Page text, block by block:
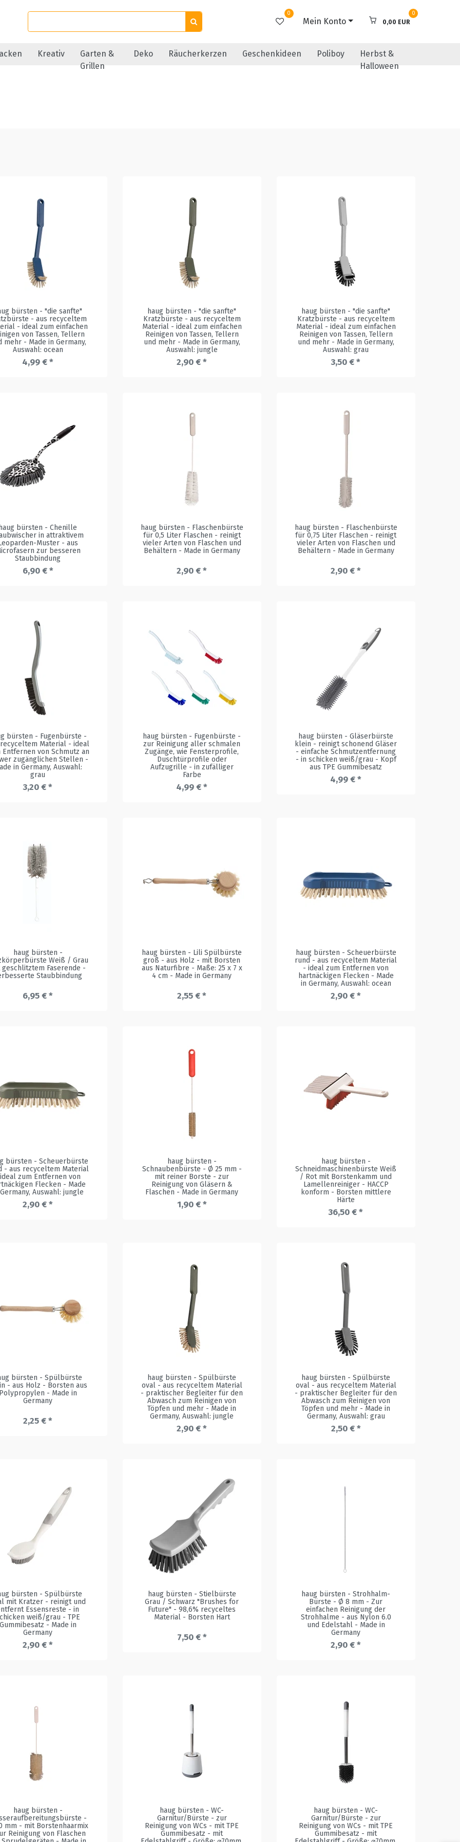
0
Mein Konto
0
0,00 EUR
Kreativ
Garten &
Grillen
Deko Räucherkerzen Geschenkideen Poliboy
Herbst &
Halloween
bürsten - "die sanfte"
- aus recyceltem
- ideal zum einfachen
von Tassen, Tellern
mehr - Made in Germany,
Auswahl: ocean
4,99 € *
haug bürsten - "die sanfte"
Kratzbürste - aus recyceltem
Material - ideal zum einfachen
Reinigen von Tassen, Tellern
und mehr - Made in Germany,
Auswahl: jungle
2,90 € *
haug bürsten - "die sanfte"
Kratzbürste - aus recyceltem
Material - ideal zum einfachen
Reinigen von Tassen, Tellern
und mehr - Made in Germany,
Auswahl: grau
3,50 € *
haug bürsten - Chenille
in attraktivem
Muster - aus
zur besseren
Staubbindung
6,90 € *
haug bürsten - Flaschenbürste
für 0,5 Liter Flaschen - reinigt
vieler Arten von Flaschen und
Behältern - Made in Germany
2,90 € *
haug bürsten - Flaschenbürste
für 0,75 Liter Flaschen - reinigt
vieler Arten von Flaschen und
Behältern - Made in Germany
2,90 € *
bürsten - Fugenbürste -
Material - ideal
Entfernen von Schmutz an
zugänglichen Stellen -
in Germany, Auswahl:
grau
3,20 € *
haug bürsten - Fugenbürste -
zur Reinigung aller schmalen
Zugänge, wie Fensterprofile,
Duschtürprofile oder
Aufzugrille - in zufälliger
Farbe
4,99 € *
haug bürsten - Gläserbürste
klein - reinigt schonend Gläser
- einfache Schmutzentfernung
- in schicken weiß/grau - Kopf
aus TPE Gummibesatz
4,99 € *
haug bürsten -
Weiß / Grau
geschlitztem Faserende -
Staubbindung
6,95 € *
haug bürsten - Lili Spülbürste
groß - aus Holz - mit Borsten
aus Naturfibre - Maße: 25 x 7 x
4 cm - Made in Germany
2,55 € *
haug bürsten - Scheuerbürste
rund - aus recyceltem Material
- ideal zum Entfernen von
hartnäckigen Flecken - Made
in Germany, Auswahl: ocean
2,90 € *
bürsten - Scheuerbürste
- aus recyceltem Material
zum Entfernen von
Flecken - Made
, Auswahl: jungle
2,90 € *
haug bürsten -
Schnaubenbürste - Ø 25 mm -
mit reiner Borste - zur
Reinigung von Gläsern &
Flaschen - Made in Germany
1,90 € *
haug bürsten -
Schneidmaschinenbürste Weiß
/ Rot mit Borstenkamm und
Lamellenreiniger - HACCP
konform - Borsten mittlere
Härte
36,50 € *
bürsten - Spülbürste
- aus Holz - Borsten aus
Polypropylen - Made in
Germany
2,25 € *
haug bürsten - Spülbürste
oval - aus recyceltem Material
- praktischer Begleiter für den
Abwasch zum Reinigen von
Töpfen und mehr - Made in
Germany, Auswahl: jungle
2,90 € *
haug bürsten - Spülbürste
oval - aus recyceltem Material
- praktischer Begleiter für den
Abwasch zum Reinigen von
Töpfen und mehr - Made in
Germany, Auswahl: grau
2,50 € *
bürsten - Spülbürste
mit Kratzer - reinigt und
Essensreste - in
weiß/grau - TPE
Gummibesatz - Made in
Germany
2,90 € *
haug bürsten - Stielbürste
Grau / Schwarz "Brushes for
Future" - 98,6% recyceltes
Material - Borsten Hart
7,50 € *
haug bürsten - Strohhalm-
Bürste - Ø 8 mm - Zur
einfachen Reinigung der
Strohhalme - aus Nylon 6.0
und Edelstahl - Made in
Germany
2,90 € *
haug bürsten -
-
mm - mit Borstenhaarmix
Reinigung von Flaschen
haug bürsten - WC-
Garnitur/Bürste - zur
Reinigung von WCs - mit TPE
Gummibesatz - mit
haug bürsten - WC-
Garnitur/Bürste - zur
Reinigung von WCs - mit TPE
Gummibesatz - mit